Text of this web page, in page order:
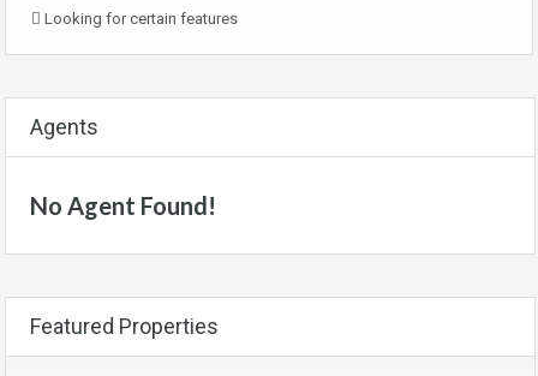
Looking for certain features
Agents
No Agent Found!
Featured Properties